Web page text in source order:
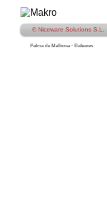
© Niceware Solutions S.L.
Palma de Mallorca - Baleares